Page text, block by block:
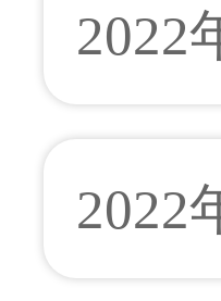
2022
2022